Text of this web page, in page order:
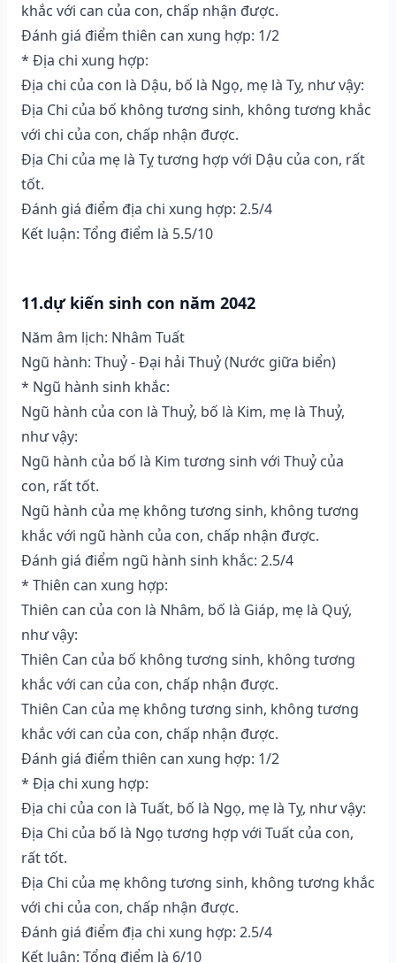
khắc với can của con, chấp nhận được.
Đánh giá điểm thiên can xung hợp: 1/2
* Địa chi xung hợp:
Địa chi của con là Dậu, bố là Ngọ, mẹ là Tỵ, như vậy:
Địa Chi của bố không tương sinh, không tương khắc
với chi của con, chấp nhận được.
Địa Chi của mẹ là Tỵ tương hợp với Dậu của con, rất
tốt.
Đánh giá điểm địa chi xung hợp: 2.5/4
Kết luận: Tổng điểm là 5.5/10
11.dự kiến sinh con năm 2042
Năm âm lịch: Nhâm Tuất
Ngũ hành: Thuỷ - Đại hải Thuỷ (Nước giữa biển)
* Ngũ hành sinh khắc:
Ngũ hành của con là Thuỷ, bố là Kim, mẹ là Thuỷ,
như vậy:
Ngũ hành của bố là Kim tương sinh với Thuỷ của
con, rất tốt.
Ngũ hành của mẹ không tương sinh, không tương
khắc với ngũ hành của con, chấp nhận được.
Đánh giá điểm ngũ hành sinh khắc: 2.5/4
* Thiên can xung hợp:
Thiên can của con là Nhâm, bố là Giáp, mẹ là Quý,
như vậy:
Thiên Can của bố không tương sinh, không tương
khắc với can của con, chấp nhận được.
Thiên Can của mẹ không tương sinh, không tương
khắc với can của con, chấp nhận được.
Đánh giá điểm thiên can xung hợp: 1/2
* Địa chi xung hợp:
Địa chi của con là Tuất, bố là Ngọ, mẹ là Tỵ, như vậy:
Địa Chi của bố là Ngọ tương hợp với Tuất của con,
rất tốt.
Địa Chi của mẹ không tương sinh, không tương khắc
với chi của con, chấp nhận được.
Đánh giá điểm địa chi xung hợp: 2.5/4
Kết luận: Tổng điểm là 6/10